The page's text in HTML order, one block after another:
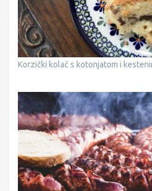
Korzički kolač s kotonjatom i